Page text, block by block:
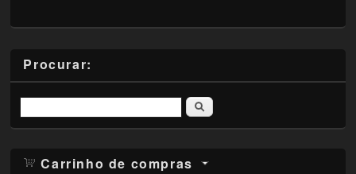
Procurar:
Pesquisar
Carrinho de compras